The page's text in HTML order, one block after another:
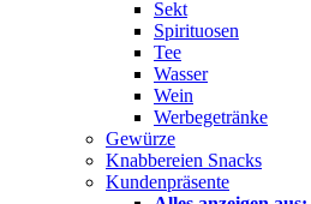
Sekt
Spirituosen
Tee
Wasser
Wein
Werbegetränke
Gewürze
Knabbereien Snacks
Kundenpräsente